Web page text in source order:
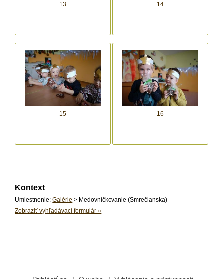
13 14
15 16
Kontext
Umiestnenie:Galérie > Medovníčkovanie (Smrečianska)
Zobraziť vyhľadávací formulár»